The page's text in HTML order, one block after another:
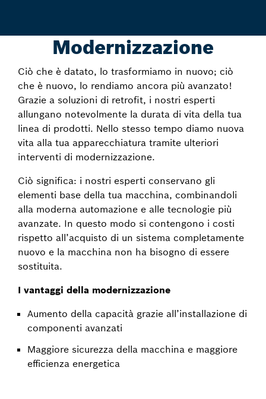
Modernizzazione
Ciò che è datato, lo trasformiamo in nuovo; ciò
che è nuovo, lo rendiamo ancora più avanzato!
Grazie a soluzioni di retrofit, i nostri esperti
allungano notevolmente la durata di vita della tua
linea di prodotti. Nello stesso tempo diamo nuova
vita alla tua apparecchiatura tramite ulteriori
interventi di modernizzazione.
Ciò significa: i nostri esperti conservano gli
elementi base della tua macchina, combinandoli
alla moderna automazione e alle tecnologie più
avanzate. In questo modo si contengono i costi
rispetto all’acquisto di un sistema completamente
nuovo e la macchina non ha bisogno di essere
sostituita.
I vantaggi della modernizzazione
Aumento della capacità grazie all’installazione di
componenti avanzati
Maggiore sicurezza della macchina e maggiore
efficienza energetica